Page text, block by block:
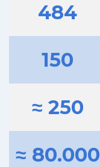
484
150
≈ 250
≈ 80.000